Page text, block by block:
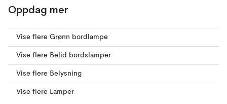
Oppdag mer
Vise flere Grønn bordlampe
Vise flere Belid bordslamper
Vise flere Belysning
Vise flere Lamper